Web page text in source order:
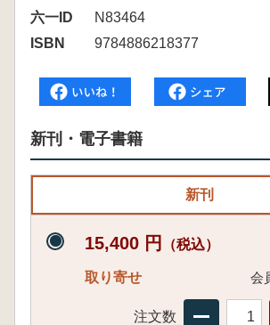
六一ID
N83464
ISBN
9784886218377
新刊・電子書籍
新刊
15,400 円 （税込）
取り寄せ 会
注文数